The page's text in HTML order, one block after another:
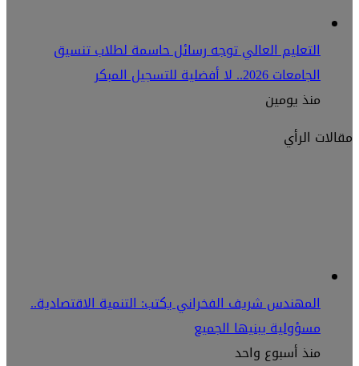
التعليم العالي توجه رسائل حاسمة لطلاب تنسيق
الجامعات 2026.. لا أفضلية للتسجيل المبكر
منذ يومين
مقالات الرأي
المهندس شريف الفخراني يكتب: التنمية الاقتصادية..
مسؤولية يبنيها الجميع
منذ أسبوع واحد